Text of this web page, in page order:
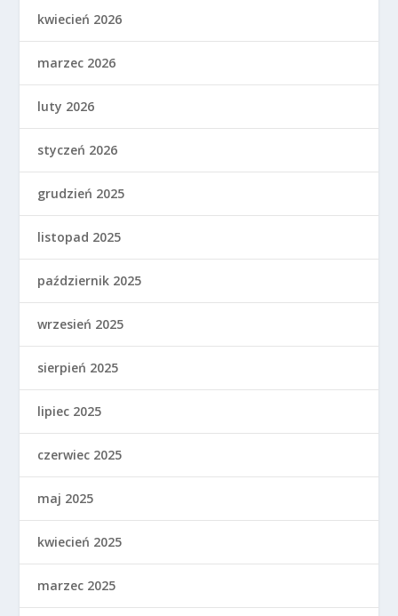
kwiecień 2026
marzec 2026
luty 2026
styczeń 2026
grudzień 2025
listopad 2025
październik 2025
wrzesień 2025
sierpień 2025
lipiec 2025
czerwiec 2025
maj 2025
kwiecień 2025
marzec 2025